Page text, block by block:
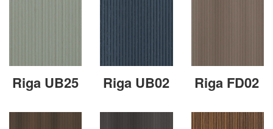
Riga UB25 Riga UB02 Riga FD02